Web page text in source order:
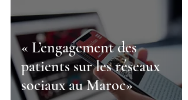
« L’engagement des
patients sur les réseaux
sociaux au Maroc»